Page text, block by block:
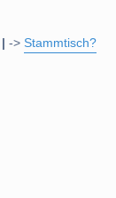
-> Stammtisch?